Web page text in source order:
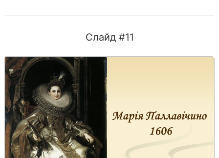
Слайд #11